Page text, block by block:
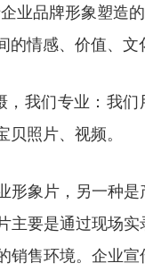
业品牌形象塑造
情感、价值、
我们专业：我
照片、视频。
象片，另一种
主要是通过现场
销售环境。企业